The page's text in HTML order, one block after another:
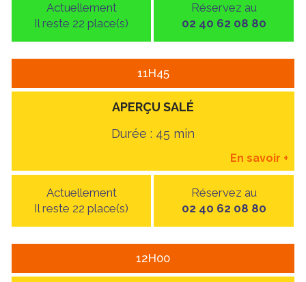
Actuellement
Il reste 22 place(s)
Réservez au
02 40 62 08 80
11H45
APERÇU SALÉ
Durée : 45 min
En savoir +
Actuellement
Il reste 22 place(s)
Réservez au
02 40 62 08 80
12H00